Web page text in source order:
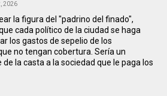
2026
la figura del "padrino del finado",
cada político de la ciudad se haga
los gastos de sepelio de los
no tengan cobertura. Sería un
la casta a la sociedad que le paga los